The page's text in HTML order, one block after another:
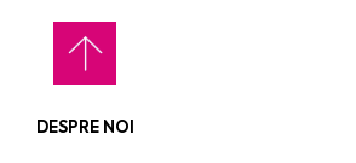
DESPRE NOI